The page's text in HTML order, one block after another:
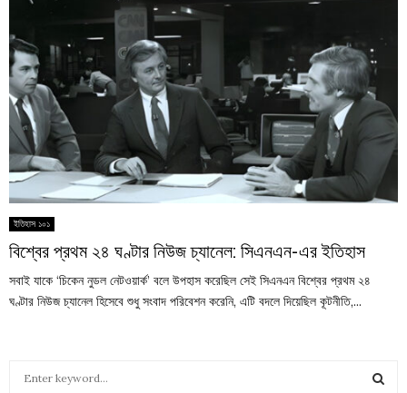
ইতিহাস ১০১
বিশ্বের প্রথম ২৪ ঘণ্টার নিউজ চ্যানেল: সিএনএন-এর ইতিহাস
সবাই যাকে ‘চিকেন নুডল নেটওয়ার্ক’ বলে উপহাস করেছিল সেই সিএনএন বিশ্বের প্রথম ২৪
ঘণ্টার নিউজ চ্যানেল হিসেবে শুধু সংবাদ পরিবেশন করেনি, এটি বদলে দিয়েছিল কূটনীতি,...